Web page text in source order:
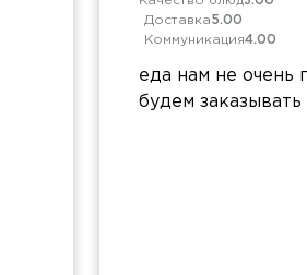
Доставка5.00
Коммуникация4.00
еда нам не очень
будем